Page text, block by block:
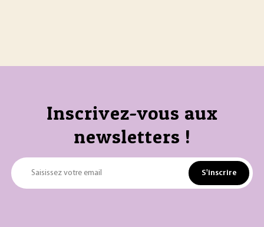
Inscrivez-vous aux
newsletters !
Saisissez votre email S'inscrire